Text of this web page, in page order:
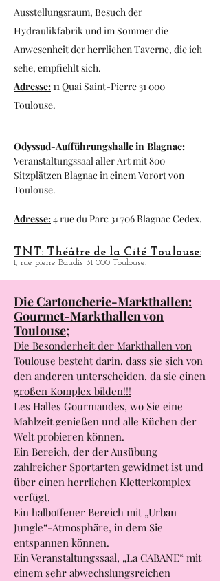
Espace du Bazacle in Toulouse:
Ausstellungsraum, Besuch der
Hydraulikfabrik und im Sommer die
Anwesenheit der herrlichen Taverne, die ich
sehe, empfiehlt sich.
Odyssud-Aufführungshalle in Blagnac:
Veranstaltungssaal aller Art mit 800
Toulouse.
Adresse:4 rue du Parc 31 706 Blagnac Cedex.
TNT: Théâtre de la Cité Toulouse:
Die Cartoucherie-Markthallen:
Gourmet-Markthallen von
Toulouse;
Die Besonderheit der Markthallen von
Toulouse besteht darin, dass sie sich von
den anderen unterscheiden, da sie einen
großen Komplex bilden!!!
Les Halles Gourmandes, wo Sie eine
Mahlzeit genießen und alle Küchen der
Welt probieren können.
Ein Bereich, der der Ausübung
zahlreicher Sportarten gewidmet ist und
über einen herrlichen Kletterkomplex
verfügt.
Ein halboffener Bereich mit „Urban
Jungle“-Atmosphäre, in dem Sie
entspannen können.